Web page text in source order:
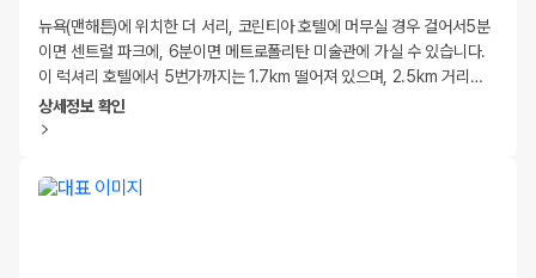
뉴욕(맨해튼)에 위치한 더 서리, 코린티아 호텔에 머무실 경우 걸어서5분
이면 센트럴 파크에, 6분이면 메트로폴리탄 미술관에 가실 수 있습니다.
이 럭셔리 호텔에서 5번가까지는 1.7km 떨어져 있으며, 2.5km 거리 …
상세정보 확인